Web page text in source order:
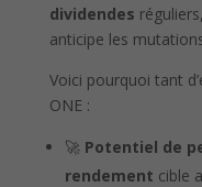
dividendes
anticipe les
Voici pourquoi tant
ONE :
🚀 Potentiel de
rendement cible